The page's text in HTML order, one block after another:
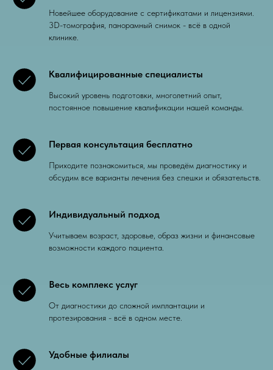
Новейшее оборудование с сертификатами и лицензиями.
3D-томография, панорамный снимок - всё в одной
клинике.
Квалифицированные специалисты
Высокий уровень подготовки, многолетний опыт,
постоянное повышение квалификации нашей команды.
Первая консультация бесплатно
Приходите познакомиться, мы проведём диагностику и
обсудим все варианты лечения без спешки и обязательств.
Индивидуальный подход
Учитываем возраст, здоровье, образ жизни и финансовые
возможности каждого пациента.
Весь комплекс услуг
От диагностики до сложной имплантации и
протезирования - всё в одном месте.
Удобные филиалы